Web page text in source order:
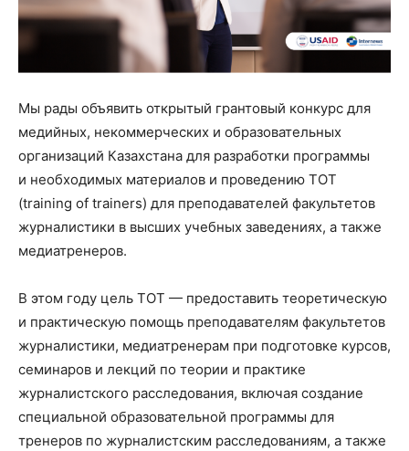
Мы рады объявить открытый грантовый конкурс для
медийных, некоммерческих и образовательных
организаций Казахстана для разработки программы
и необходимых материалов и проведению ТОТ
(training of trainers) для преподавателей факультетов
журналистики в высших учебных заведениях, а также
медиатренеров.
В этом году цель ТОТ — предоставить теоретическую
и практическую помощь преподавателям факультетов
журналистики, медиатренерам при подготовке курсов,
семинаров и лекций по теории и практике
журналистского расследования, включая создание
специальной образовательной программы для
тренеров по журналистским расследованиям, а также